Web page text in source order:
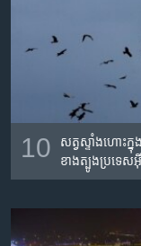
10
សត្វ​ស្ទាំង​ហោះ​ក្
ខាង​ត្បូង​ប្រទេស​